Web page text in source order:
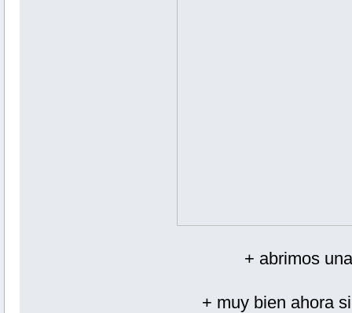
+ abrimos
+ muy bien ahora